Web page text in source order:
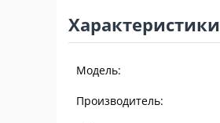
Характеристики
Модель:
Производитель: